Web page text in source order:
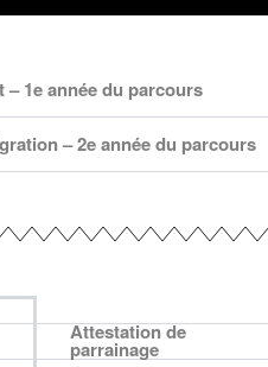
– 1e année du parcours
– 2e année du parcours
Attestation de
parrainage